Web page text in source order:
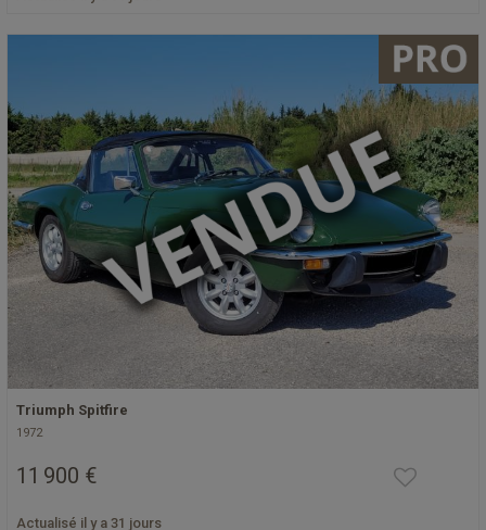
Triumph Spitfire
1972
11 900 €
Actualisé il y a 31 jours